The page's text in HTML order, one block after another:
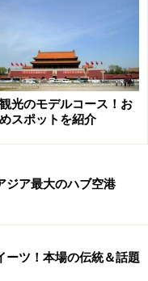
光のモデルコース！お
スポットを紹介
ジア最大のハブ空港
ーツ！本場の伝統＆話題